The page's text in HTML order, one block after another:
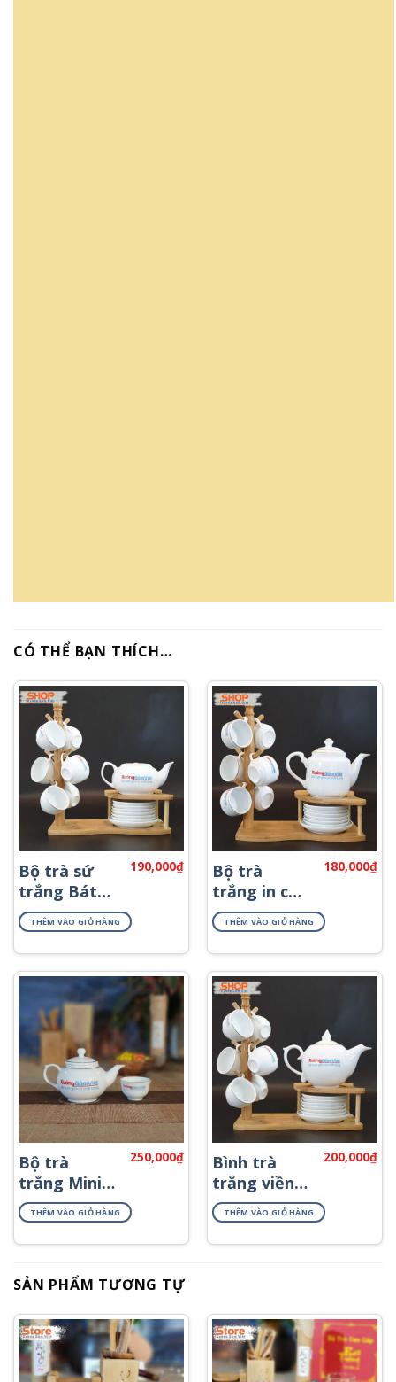
CÓ THỂ BẠN THÍCH…
Bộ trà sứ
trắng Bát
Tràng chỉ
vàng ATK-
02
190,000₫
THÊM VÀO GIỎ HÀNG
Bộ trà
trắng in chữ
Bát Tràng
viền kim
ATK-07
180,000₫
THÊM VÀO GIỎ HÀNG
Bộ trà
trắng Mini
chỉ vàng
ATK-20
250,000₫
THÊM VÀO GIỎ HÀNG
Bình trà
trắng viền
kim cao cấp
ATK-59
200,000₫
THÊM VÀO GIỎ HÀNG
SẢN PHẨM TƯƠNG TỰ